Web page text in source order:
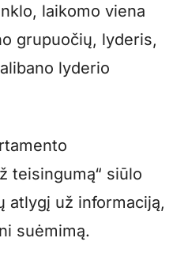
laikomo viena
grupuočių, lyderis,
lyderio
teisingumą“ siūlo
atlygį už informaciją,
suėmimą.